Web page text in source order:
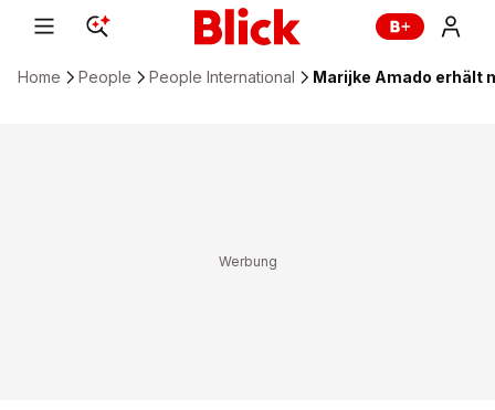
Home People People International Marijke Amado erhält